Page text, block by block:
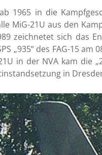
1965 in die
MiG-21U aus den
zeichnetet sich das
„935“ des FAG-15
in der NVA kam die
in